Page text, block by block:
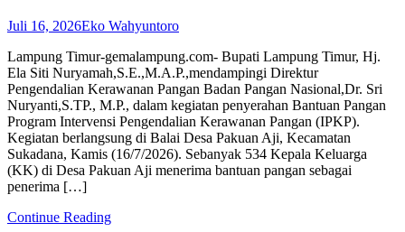
Juli 16, 2026Eko Wahyuntoro
Lampung Timur-gemalampung.com- Bupati Lampung Timur, Hj.
Ela Siti Nuryamah,S.E.,M.A.P.,mendampingi Direktur
Pengendalian Kerawanan Pangan Badan Pangan Nasional,Dr. Sri
Nuryanti,S.TP., M.P., dalam kegiatan penyerahan Bantuan Pangan
Program Intervensi Pengendalian Kerawanan Pangan (IPKP).
Kegiatan berlangsung di Balai Desa Pakuan Aji, Kecamatan
Sukadana, Kamis (16/7/2026). Sebanyak 534 Kepala Keluarga
(KK) di Desa Pakuan Aji menerima bantuan pangan sebagai
penerima […]
Continue Reading